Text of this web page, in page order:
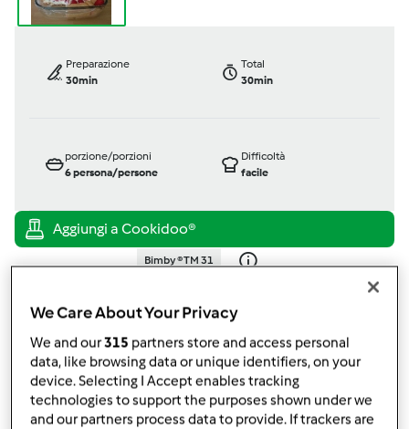
Preparazione
30min
Total
30min
porzione/porzioni
6persona/persone
Difficoltà
facile
Bimby ® TM 31
modificata: 27-06-2014
Aggiungi alle mie raccolte
condividi la ricetta
Crea variante
We Care About Your Privacy
We and our315 partners store and access personal
data, like browsing data or unique identifiers, on your
device. Selecting I Accept enables tracking
technologies to support the purposes shown under we
and our partners process data to provide. If trackers are